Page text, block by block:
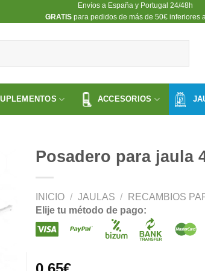
Envíos a España y Portugal 24/48h
​GRATISpara pedidos de más de 50€ inferiores
ACCESORIOS
Posadero para jaula
INICIO / JAULAS /
RECAMBIOS
Elije tu método de pago: